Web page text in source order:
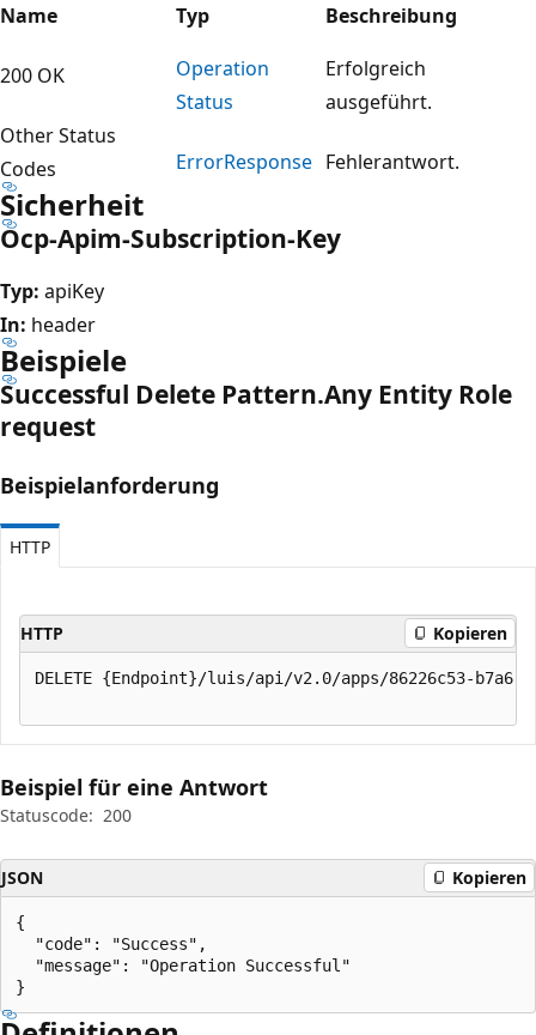
Name Typ Beschreibung
200 OK
Operation
Status
Erfolgreich
ausgeführt.
Other Status
Codes
ErrorResponse Fehlerantwort.
Sicherheit
Ocp-Apim-Subscription-Key
Typ: apiKey
In: header
Beispiele
Successful Delete Pattern.Any Entity Role
request
Beispielanforderung
HTTP
HTTP Kopieren
DELETE {Endpoint}/luis/api/v2.0/apps/86226c53-b7a6-
Beispiel für eine Antwort
Statuscode: 200
JSON Kopieren
{
  "code": "Success",
  "message": "Operation Successful"
}